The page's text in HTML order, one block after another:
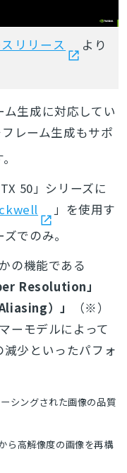
リリース
より
生成に対応してい
レーム生成もサポ
50」シリーズに
」を使用す
でのみ。
の機能である
Resolution」
）」
（※）
ーモデルによって
少といったパフォ
ングされた画像の品質
ら高解像度の画像を再構